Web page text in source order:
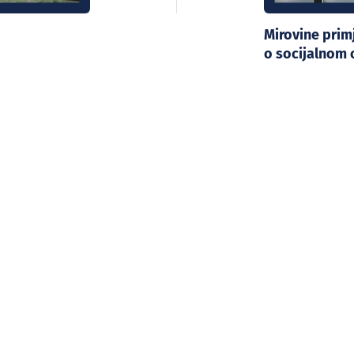
Mirovine
o socijalnom